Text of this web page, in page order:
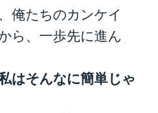
俺たちのカンケイ
ら、一歩先に進ん
はそんなに簡単じゃ